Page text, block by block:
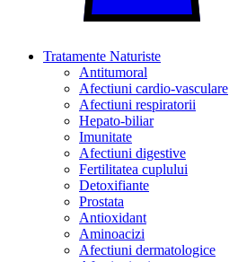
Tratamente Naturiste
Antitumoral
Afectiuni cardio-vasculare
Afectiuni respiratorii
Hepato-biliar
Imunitate
Afectiuni digestive
Fertilitatea cuplului
Detoxifiante
Prostata
Antioxidant
Aminoacizi
Afectiuni dermatologice